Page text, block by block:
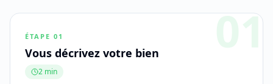
01
ÉTAPE 01
Vous décrivez votre bien
2 min